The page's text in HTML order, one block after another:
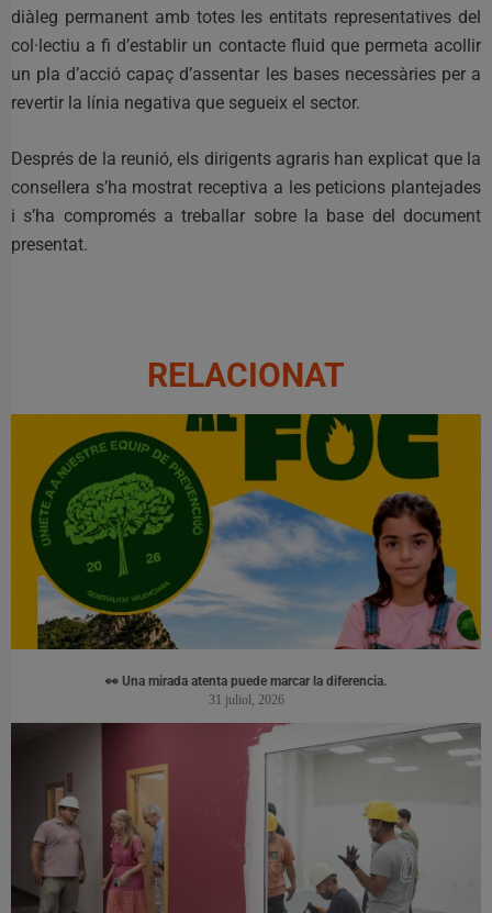
diàleg permanent amb totes les entitats representatives del
col·lectiu a fi d’establir un contacte fluid que permeta acollir
un pla d’acció capaç d’assentar les bases necessàries per a
revertir la línia negativa que segueix el sector.
Després de la reunió, els dirigents agraris han explicat que la
consellera s’ha mostrat receptiva a les peticions plantejades
i s’ha compromés a treballar sobre la base del document
presentat.
RELACIONAT
👀 Una mirada atenta puede marcar la diferencia.
31 juliol, 2026